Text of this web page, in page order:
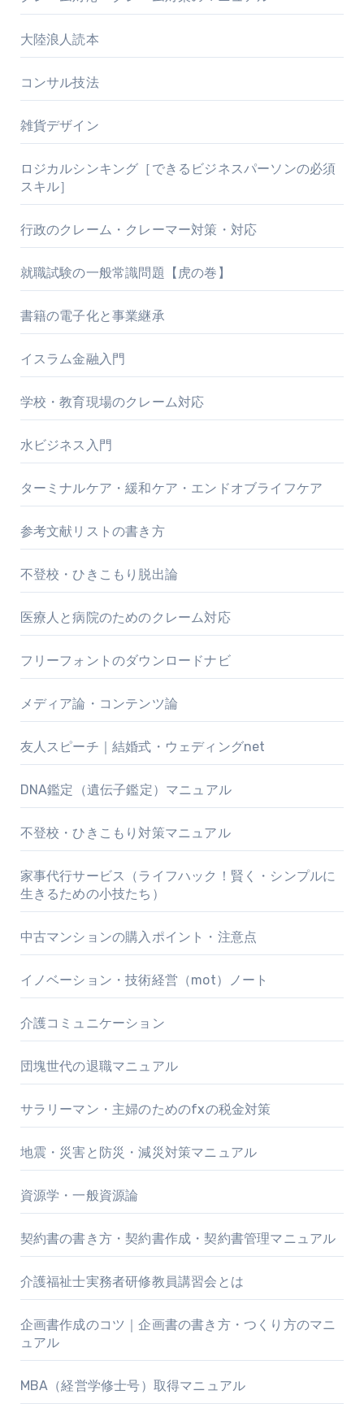
大陸浪人読本
コンサル技法
雑貨デザイン
ロジカルシンキング［できるビジネスパーソンの必須
スキル］
行政のクレーム・クレーマー対策・対応
就職試験の一般常識問題【虎の巻】
書籍の電子化と事業継承
イスラム金融入門
学校・教育現場のクレーム対応
水ビジネス入門
ターミナルケア・緩和ケア・エンドオブライフケア
参考文献リストの書き方
不登校・ひきこもり脱出論
医療人と病院のためのクレーム対応
フリーフォントのダウンロードナビ
メディア論・コンテンツ論
友人スピーチ｜結婚式・ウェディングnet
DNA鑑定（遺伝子鑑定）マニュアル
不登校・ひきこもり対策マニュアル
家事代行サービス（ライフハック！賢く・シンプルに
生きるための小技たち）
中古マンションの購入ポイント・注意点
イノベーション・技術経営（mot）ノート
介護コミュニケーション
団塊世代の退職マニュアル
サラリーマン・主婦のためのfxの税金対策
地震・災害と防災・減災対策マニュアル
資源学・一般資源論
契約書の書き方・契約書作成・契約書管理マニュアル
介護福祉士実務者研修教員講習会とは
企画書作成のコツ｜企画書の書き方・つくり方のマニ
ュアル
MBA（経営学修士号）取得マニュアル